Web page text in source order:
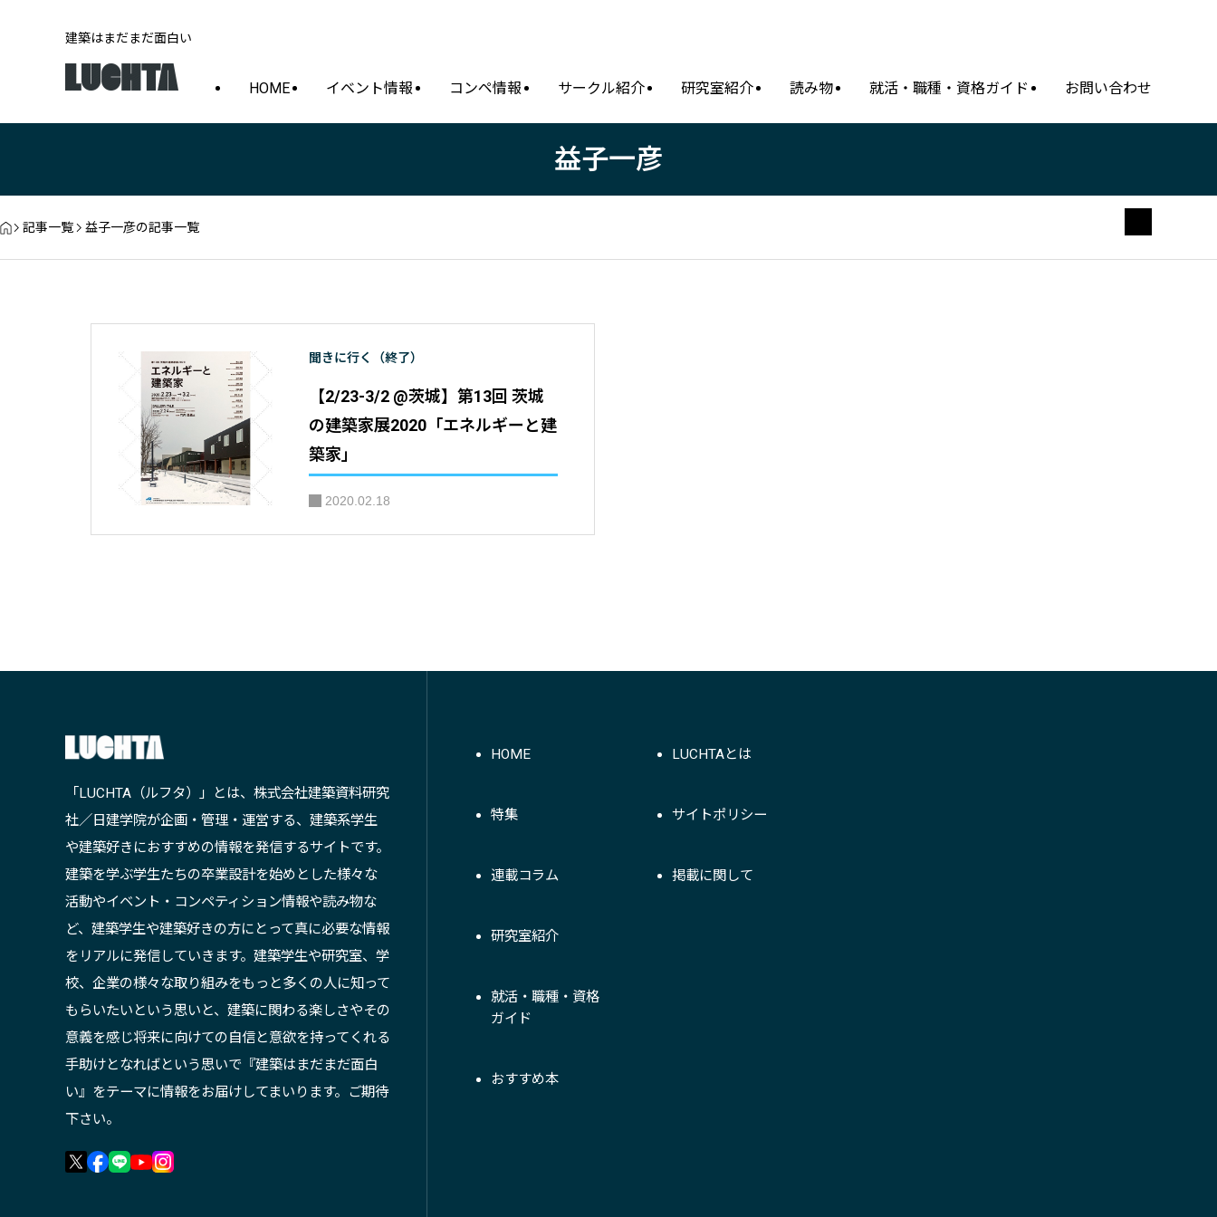
建築はまだまだ面白い
HOME イベント情報 コンペ情報 サークル紹介 研究室紹介 読み物 就活・職種・資格ガイド お問い合わせ
益子一彦
記事一覧 益子一彦の記事一覧
聞きに行く（終了）
【2/23-3/2 @茨城】第13回 茨城
の建築家展2020「エネルギーと建
築家」
2020.02.18
「LUCHTA（ルフタ）」とは、株式会社建築資料研究
社／日建学院が企画・管理・運営する、建築系学生
や建築好きにおすすめの情報を発信するサイトです。
建築を学ぶ学生たちの卒業設計を始めとした様々な
活動やイベント・コンペティション情報や読み物な
ど、建築学生や建築好きの方にとって真に必要な情報
をリアルに発信していきます。建築学生や研究室、学
校、企業の様々な取り組みをもっと多くの人に知って
もらいたいという思いと、建築に関わる楽しさやその
意義を感じ将来に向けての自信と意欲を持ってくれる
手助けとなればという思いで『建築はまだまだ面白
い』をテーマに情報をお届けしてまいります。ご期待
下さい。
HOME
特集
連載コラム
研究室紹介
就活・職種・資格
ガイド
おすすめ本
LUCHTAとは
サイトポリシー
掲載に関して